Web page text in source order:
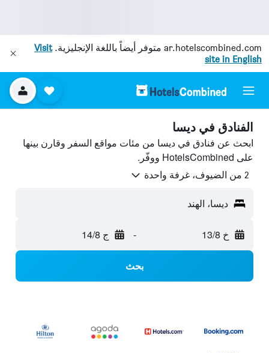
ar.hotelscombined.com متوفر أيضاً باللغة الإنجليزية.Visit
site in English
الفنادق في ديسا
ابحث عن فنادق في ديسا من مئات مواقع السفر وقارن بينها
على HotelsCombined ووفّر.
2 من الضيوف، غرفة واحدة
ديسا، الهند
خ 13/8 - ج 14/8
بحث